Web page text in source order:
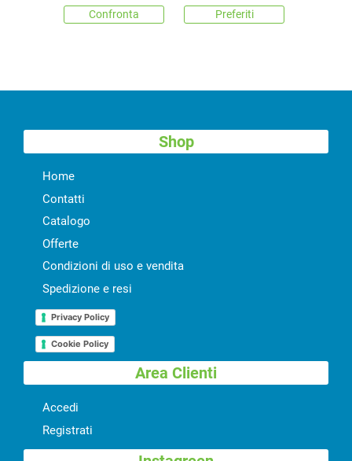
Confronta Preferiti
Shop
Home
Contatti
Catalogo
Offerte
Condizioni di uso e vendita
Spedizione e resi
Privacy Policy
Cookie Policy
Area Clienti
Accedi
Registrati